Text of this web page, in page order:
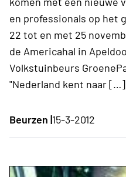
en professionals op het
22 tot en met 25
de Americahal in
Volkstuinbeurs
"Nederland kent naar […]
Beurzen |15-3-2012